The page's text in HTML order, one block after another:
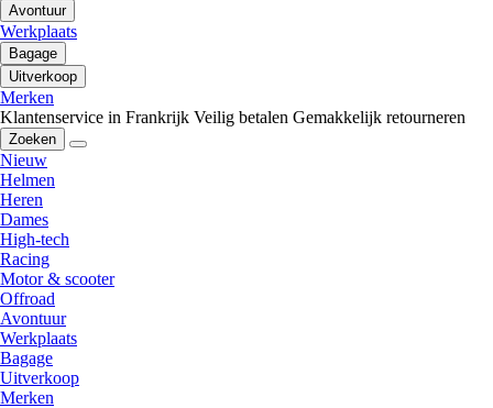
Avontuur
Werkplaats
Bagage
Uitverkoop
Merken
Klantenservice in Frankrijk Veilig betalen Gemakkelijk retourneren
Zoeken
Nieuw
Helmen
Heren
Dames
High-tech
Racing
Motor & scooter
Offroad
Avontuur
Werkplaats
Bagage
Uitverkoop
Merken